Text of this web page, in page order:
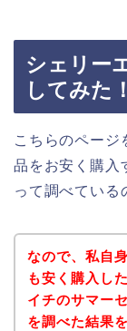
シェリー
してみた！
こちらのページ
品をお安く購入
って調べている
なので、私自
も安く購入し
イチのサマー
を調べた結果